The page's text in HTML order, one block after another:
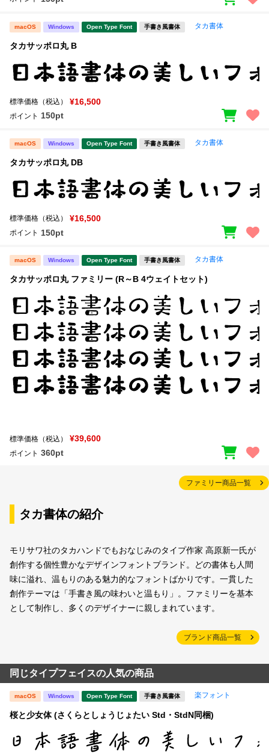
macOS Windows Open Type Font 手書き風書体 タカ書体
タカサッポロ丸 B
標準価格（税込） ¥16,500
ポイント 150pt
macOS Windows Open Type Font 手書き風書体 タカ書体
タカサッポロ丸 DB
標準価格（税込） ¥16,500
ポイント 150pt
macOS Windows Open Type Font 手書き風書体 タカ書体
タカサッポロ丸 ファミリー (R～B 4ウェイトセット)
標準価格（税込） ¥39,600
ポイント 360pt
ファミリー商品一覧
タカ書体の紹介
モリサワ社のタカハンドでもおなじみのタイプ作家 高原新一氏が
創作する個性豊かなデザインフォントブランド。どの書体も人間
味に溢れ、温もりのある魅力的なフォントばかりです。一貫した
創作テーマは「手書き風の味わいと温もり」。ファミリーを基本
として制作し、多くのデザイナーに親しまれています。
ブランド商品一覧
同じタイプフェイスの人気の商品
macOS Windows Open Type Font 手書き風書体 楽フォント
桜と少女体 (さくらとしょうじょたい Std・StdN同梱)